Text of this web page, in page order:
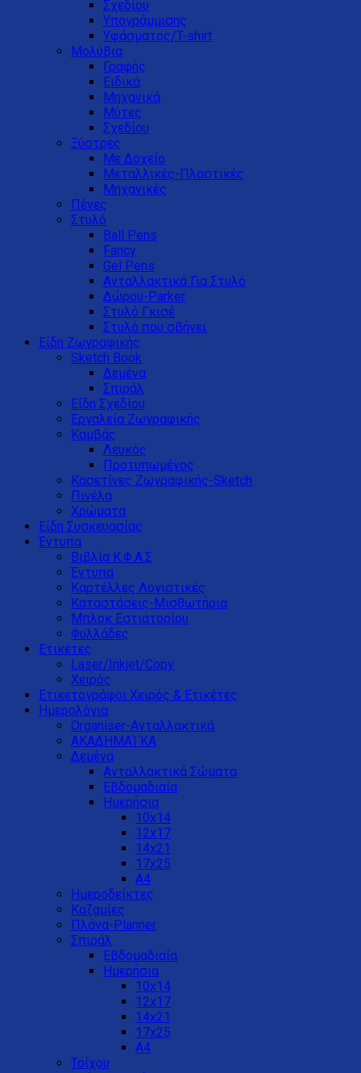
Σχεδίου
Υπογράμμισης
Υφάσματος/T-shirt
Μολύβια
Γραφής
Ειδικά
Μηχανικά
Μύτες
Σχεδίου
Ξύστρες
Με Δοχείο
Μεταλλικές-Πλαστικές
Μηχανικές
Πένες
Στυλό
Ball Pens
Fancy
Gel Pens
Ανταλλακτικά Για Στυλό
Δώρου-Parker
Στυλό Γκισέ
Στυλό που σβήνει
Είδη Ζωγραφικής
Sketch Book
Δεμένα
Σπιράλ
Είδη Σχεδίου
Εργαλεία Ζωγραφικής
Καμβάς
Λευκός
Προτυπωμένος
Κασετίνες Ζωγραφικής-Sketch
Πινέλα
Χρώματα
Είδη Συσκευασίας
Έντυπα
Βιβλία Κ.Φ.Α.Σ
Έντυπα
Καρτέλλες Λογιστικές
Καταστάσεις-Μισθωτήρια
Μπλοκ Εστιατορίου
Φυλλάδες
Ετικέτες
Laser/Inkjet/Copy
Χειρός
Ετικετογράφοι Χειρός & Ετικέτες
Ημερολόγια
Organiser-Ανταλλακτικά
ΑΚΑΔΗΜΑΊ΄ΚΑ
Δεμένα
Ανταλλακτικά Σώματα
Εβδομαδιαία
Ημερήσια
10x14
12x17
14x21
17x25
Α4
Ημεροδείκτες
Καζαμίες
Πλάνα-Planner
Σπιράλ
Εβδομαδιαία
Ημερήσια
10x14
12x17
14x21
17x25
Α4
Τοίχου